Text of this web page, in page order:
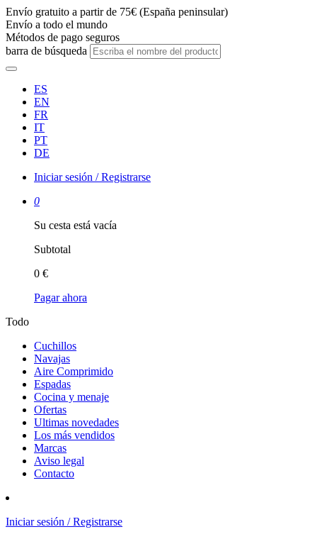
Envío gratuito a partir de 75€ (España peninsular)
Envío a todo el mundo
Métodos de pago seguros
barra de búsqueda
ES
EN
FR
IT
PT
DE
Iniciar sesión / Registrarse
0
Su cesta está vacía
Subtotal
0 €
Pagar ahora
Todo
Cuchillos
Navajas
Aire Comprimido
Espadas
Cocina y menaje
Ofertas
Ultimas novedades
Los más vendidos
Marcas
Aviso legal
Contacto
Iniciar sesión / Registrarse